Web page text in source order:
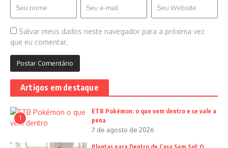
Salvar meus dados neste navegador para a próxima vez
que eu comentar.
Artigos em destaque
1
ETB Pokémon: o que vem dentro e se vale a
pena
7 de agosto de 2026